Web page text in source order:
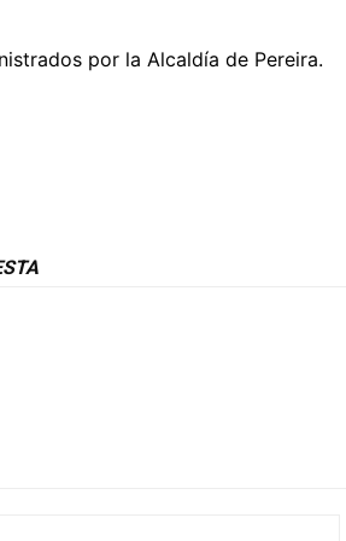
por la Alcaldía de Pereira.